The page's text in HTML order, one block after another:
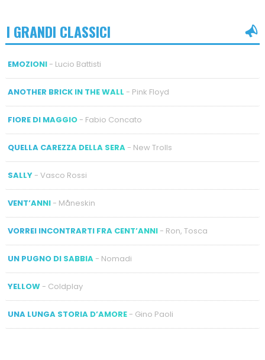
I GRANDI CLASSICI
EMOZIONI- Lucio Battisti
ANOTHER BRICK IN THE WALL - Pink Floyd
FIORE DI MAGGIO- Fabio Concato
QUELLA CAREZZA DELLA SERA- New Trolls
SALLY- Vasco Rossi
VENT’ANNI- Måneskin
VORREI INCONTRARTI FRA CENT’ANNI- Ron, Tosca
UN PUGNO DI SABBIA- Nomadi
YELLOW- Coldplay
UNA LUNGA STORIA D’AMORE- Gino Paoli